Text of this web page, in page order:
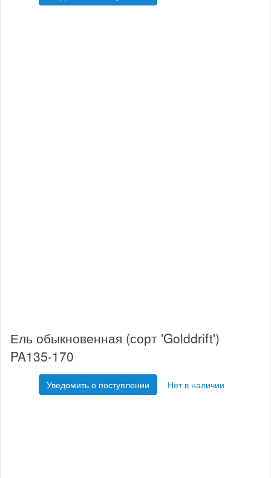
Ель обыкновенная (сорт 'Golddrift')
PA135-170
Уведомить о поступлении Нет в наличии